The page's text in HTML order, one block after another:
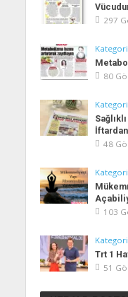
297
80
48
103
Trt 1
51